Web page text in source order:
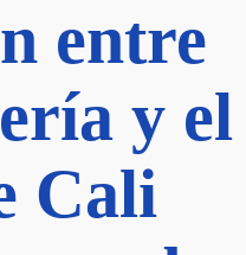
entre
y el
Cali